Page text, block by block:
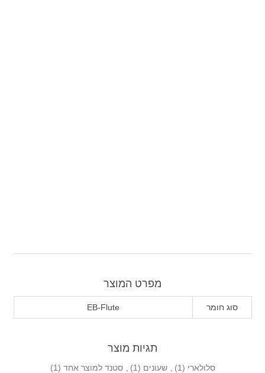
מפרט המוצר
סוג חומר EB-Flute
תגיות מוצר
סלולארי (1) שעונים (1) סטנד למוצר אחד (1)